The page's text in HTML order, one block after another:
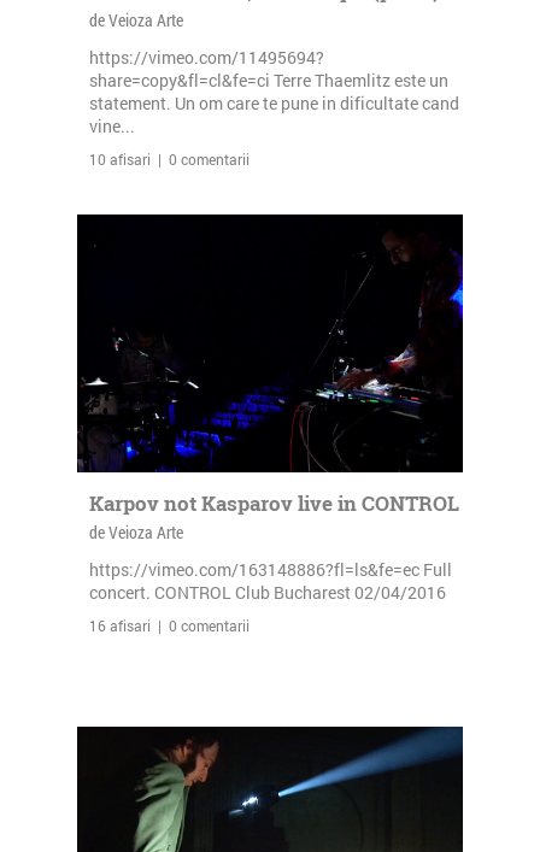
de Veioza Arte
https://vimeo.com/11495694?
share=copy&fl=cl&fe=ci Terre Thaemlitz este un
statement. Un om care te pune in dificultate cand
vine...
10 afisari | 0 comentarii
Karpov not Kasparov live in CONTROL
de Veioza Arte
https://vimeo.com/163148886?fl=ls&fe=ec Full
concert. CONTROL Club Bucharest 02/04/2016
16 afisari | 0 comentarii